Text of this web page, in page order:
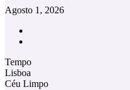
Agosto 1, 2026
Tempo
Lisboa
Céu Limpo